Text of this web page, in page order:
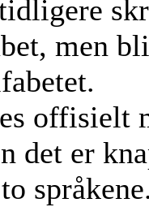
men
offisielt
det er